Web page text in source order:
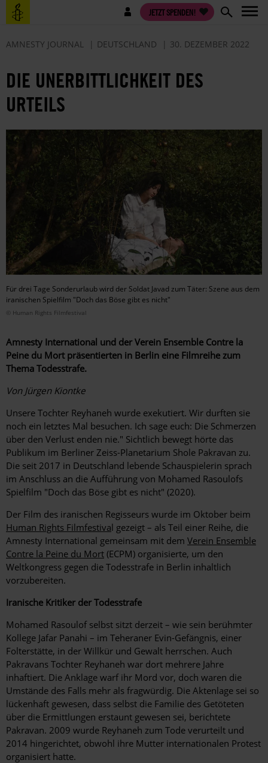
Direkt
zum
Benutzermenü JETZT SPENDEN!
AMNESTY JOURNAL DEUTSCHLAND 30. DEZEMBER 2022
DIE UNERBITTLICHKEIT DES
URTEILS
Für drei Tage Sonderurlaub wird der Soldat Javad zum Täter: Szene aus dem
iranischen Spielfilm "Doch das Böse gibt es nicht"
© Human Rights Filmfestival
Amnesty International und der Verein Ensemble Contre la
Peine du Mort präsentierten in Berlin eine Filmreihe zum
Thema Todesstrafe.
Von Jürgen Kiontke
Unsere Tochter Reyhaneh wurde exekutiert. Wir durften sie
noch ein letztes Mal besuchen. Ich sage euch: Die Schmerzen
über den Verlust enden nie." Sichtlich bewegt hörte das
Publikum im Berliner Zeiss-Planetarium Shole Pakravan zu.
Die seit 2017 in Deutschland lebende Schauspielerin sprach
im Anschluss an die Aufführung von Mohamed Rasoulofs
Spielfilm "Doch das Böse gibt es nicht" (2020).
Der Film des iranischen Regisseurs wurde im Oktober beim
Human Rights Filmfestival gezeigt – als Teil einer Reihe, die
Amnesty International gemeinsam mit dem Verein Ensemble
Contre la Peine du Mort (ECPM) organisierte, um den
Weltkongress gegen die Todesstrafe in Berlin inhaltlich
vorzubereiten.
Iranische Kritiker der Todesstrafe
Mohamed Rasoulof selbst sitzt derzeit – wie sein berühmter
Kollege Jafar Panahi – im Teheraner Evin-Gefängnis, einer
Folterstätte, in der Willkür und Gewalt herrschen. Auch
Pakravans Tochter Reyhaneh war dort mehrere Jahre
inhaftiert. Die Anklage warf ihr Mord vor, doch waren die
Umstände des Falls mehr als fragwürdig. Die Aktenlage sei so
lückenhaft gewesen, dass selbst die Familie des Getöteten
über die Ermittlungen erstaunt gewesen sei, berichtete
Pakravan. 2009 wurde Reyhaneh zum Tode verurteilt und
2014 hingerichtet, obwohl ihre Mutter internationalen Protest
organisiert hatte.